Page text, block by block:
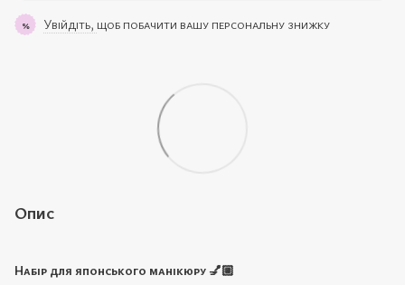
% Увійдіть, щоб побачити вашу персональну знижку
Опис
Набір для японського манікюру 💅🏼